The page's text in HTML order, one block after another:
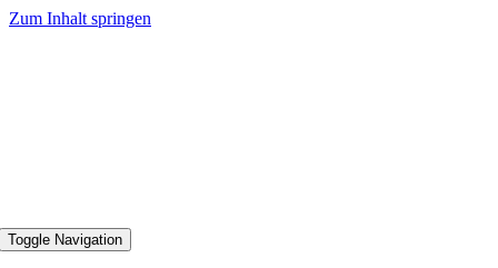
Zum Inhalt springen
Toggle Navigation